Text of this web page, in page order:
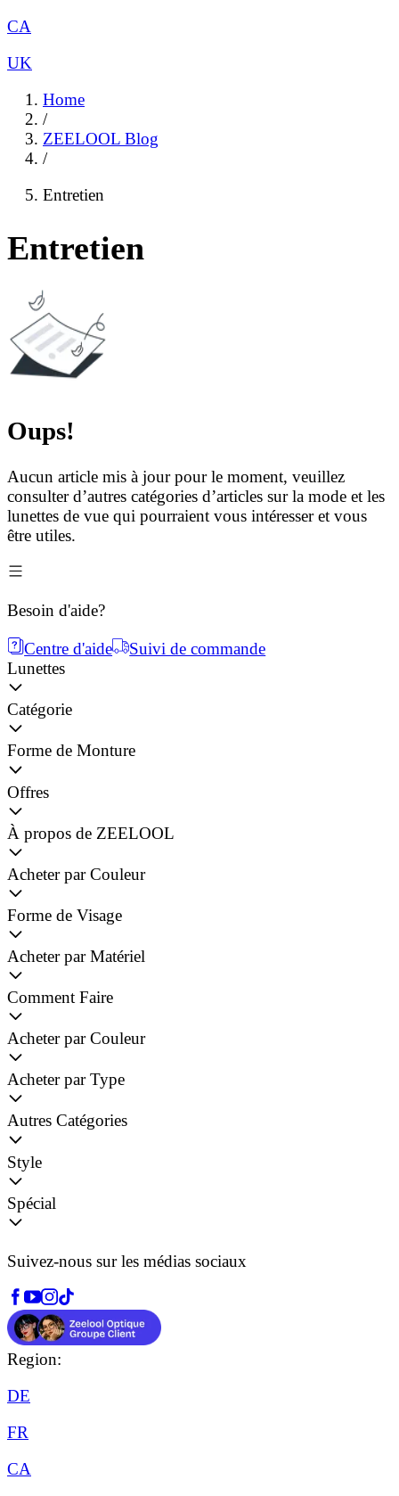
CA
UK
Home
/
ZEELOOL Blog
/
Entretien
Entretien
Oups!
Aucun article mis à jour pour le moment, veuillez
consulter d’autres catégories d’articles sur la mode et les
lunettes de vue qui pourraient vous intéresser et vous
être utiles.
Besoin d'aide?
Centre d'aide
Suivi de commande
Lunettes
Catégorie
Forme de Monture
Offres
À propos de ZEELOOL
Acheter par Couleur
Forme de Visage
Acheter par Matériel
Comment Faire
Acheter par Couleur
Acheter par Type
Autres Catégories
Style
Spécial
Suivez-nous sur les médias sociaux
Region:
DE
FR
CA